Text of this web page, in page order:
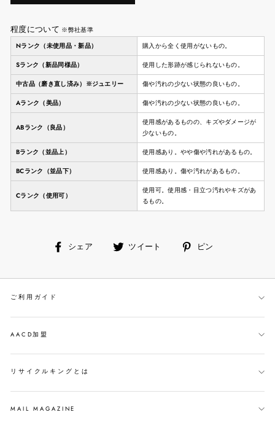
程度について ※弊社基準
Nランク（未使用品・新品）
購入から全く使用がないもの。
Sランク（新品同様品） 使用した形跡が感じられないもの。
中古品（磨き直し済み）※ジュエリー 傷や汚れの少ない状態の良いもの。
Aランク（美品） 傷や汚れの少ない状態の良いもの。
ABランク（良品）
使用感があるものの、キズやダメージが
少ないもの。
Bランク（並品上） 使用感あり。やや傷や汚れがあるもの。
BCランク（並品下） 使用感あり。傷や汚れがあるもの。
Cランク（使用可）
使用可。使用感・目立つ汚れやキズがあ
るもの。
シェア
facebookツイート ピン
ご利用ガイド
AACD加盟
リサイクルキングとは
MAIL MAGAZINE